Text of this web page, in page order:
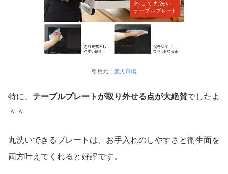
引用元： 楽天市場
特に、 テーブルプレートが取り外せる点が大絶賛でしたよ
＾＾
丸洗いできるプレートは、お手入れのしやすさと衛生面を
両方叶えてくれると好評です。